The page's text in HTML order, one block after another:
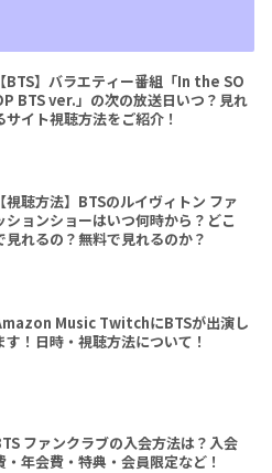
【BTS】バラエティー番組「In the SO
BTS ver.」の次の放送日いつ？見れ
サイト視聴方法をご紹介！
【視聴方法】BTSのルイヴィトン ファ
ションショーはいつ何時から？どこ
見れるの？無料で見れるのか？
Music TwitchにBTSが出演し
す！日時・視聴方法について！
ファンクラブの入会方法は？入会
・年会費・特典・会員限定など！